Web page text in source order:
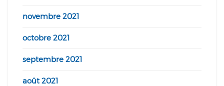
novembre 2021
octobre 2021
septembre 2021
août 2021